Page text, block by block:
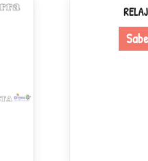
RELAJACIÓN